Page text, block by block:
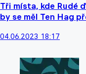
Tři místa, kde Rudé
by se měl Ten Hag
04.06.2023 18:17